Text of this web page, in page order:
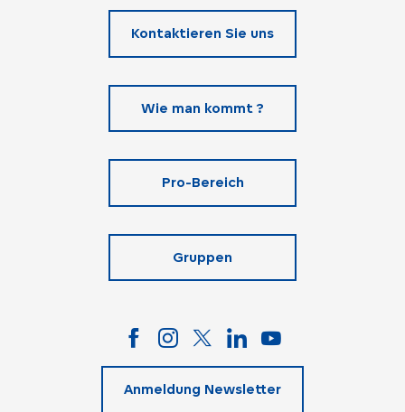
Kontaktieren Sie uns
Wie man kommt ?
Pro-Bereich
Gruppen
Anmeldung Newsletter